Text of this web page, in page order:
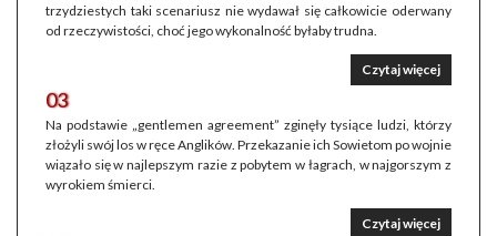
trzydziestych taki scenariusz nie wydawał się całkowicie oderwany
od rzeczywistości, choć jego wykonalność byłaby trudna.
Czytaj więcej
03
Na podstawie „gentlemen agreement” zginęły tysiące ludzi, którzy
złożyli swój los w ręce Anglików. Przekazanie ich Sowietom po wojnie
wiązało się w najlepszym razie z pobytem w łagrach, w najgorszym z
wyrokiem śmierci.
Czytaj więcej